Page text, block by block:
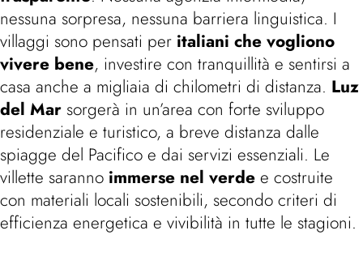
nessuna sorpresa, nessuna barriera linguistica. I
villaggi sono pensati per italiani che vogliono
vivere bene, investire con tranquillità e sentirsi a
casa anche a migliaia di chilometri di distanza. Luz
del Mar sorgerà in un’area con forte sviluppo
residenziale e turistico, a breve distanza dalle
spiagge del Pacifico e dai servizi essenziali. Le
villette saranno immerse nel verde e costruite
con materiali locali sostenibili, secondo criteri di
efficienza energetica e vivibilità in tutte le stagioni.